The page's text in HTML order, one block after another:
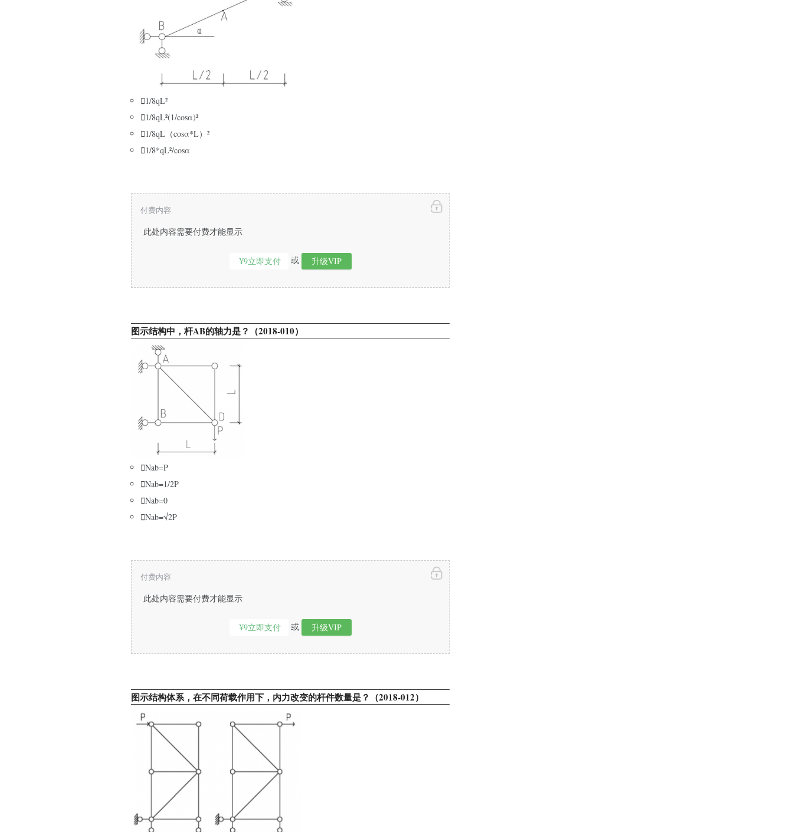
1/8qL²
1/8qL²(1/cosα)²
1/8qL（cosα*L）²
1/8*qL²/cosα
此处内容需要付费才能显示
¥9立即支付 或 升级VIP
付费内容
图示结构中，杆AB的轴力是？（2018-010）
Nab=P
Nab=1/2P
Nab=0
Nab=√2P
此处内容需要付费才能显示
¥9立即支付 或 升级VIP
付费内容
图示结构体系，在不同荷载作用下，内力改变的杆件数量是？（2018-012）